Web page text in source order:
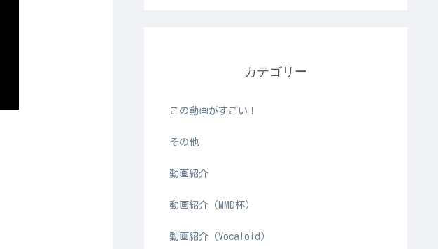
カテゴリー
この動画がすごい！
その他
動画紹介
動画紹介（MMD杯）
動画紹介（Vocaloid）